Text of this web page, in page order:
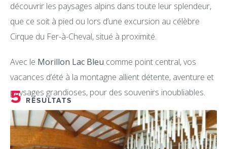
découvrir les paysages alpins dans toute leur splendeur,
que ce soit à pied ou lors d’une excursion au célèbre
Cirque du Fer-à-Cheval, situé à proximité.
Avec le Morillon Lac Bleu comme point central, vos
vacances d’été à la montagne allient détente, aventure et
paysages grandioses, pour des souvenirs inoubliables.
5 RÉSULTATS